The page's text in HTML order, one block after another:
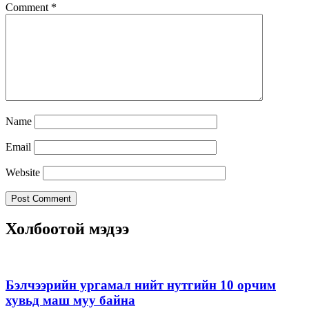
Comment *
Name
Email
Website
Холбоотой мэдээ
Бэлчээрийн ургамал нийт нутгийн 10 орчим
хувьд маш муу байна